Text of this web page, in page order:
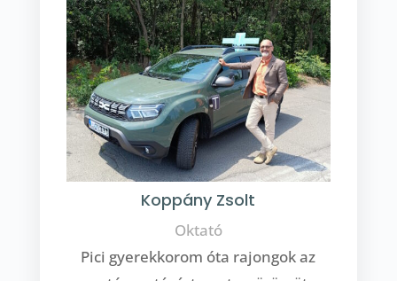
Koppány Zsolt
Oktató
Pici gyerekkorom óta rajongok az